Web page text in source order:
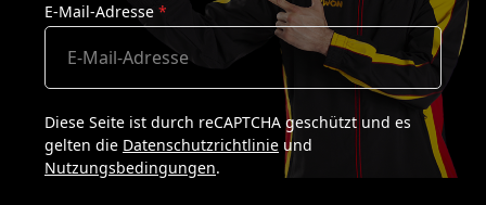
E-Mail-Adresse *
Diese Seite ist durch reCAPTCHA geschützt und es
gelten die Datenschutzrichtlinie und
Nutzungsbedingungen.